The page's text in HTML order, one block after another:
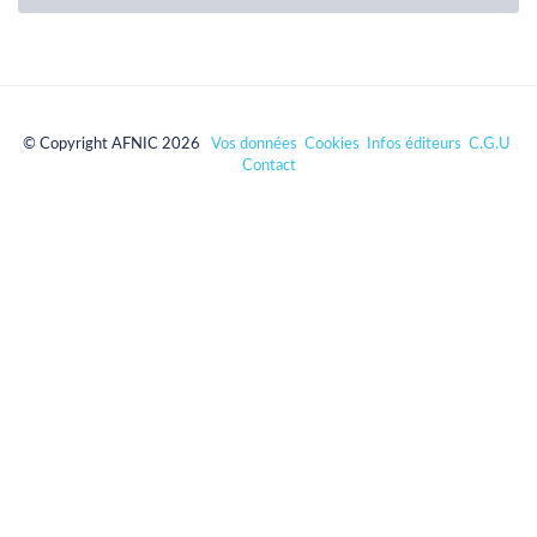
© Copyright AFNIC 2026 Vos données Cookies Infos éditeurs C.G.U
Contact